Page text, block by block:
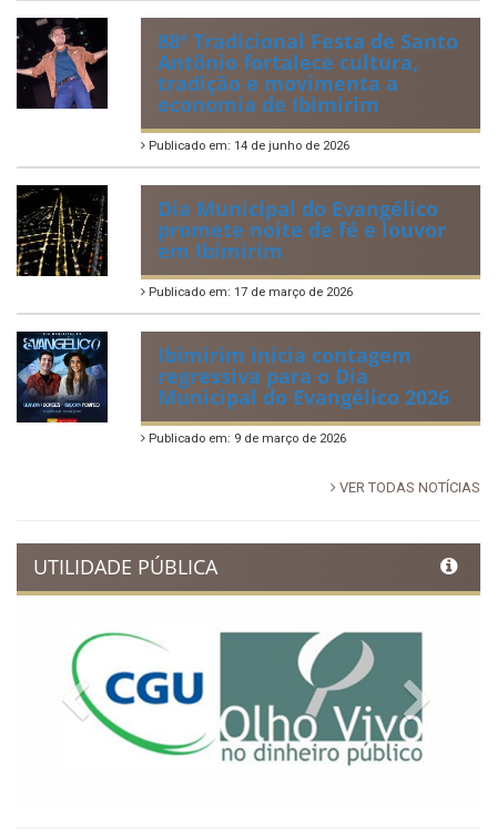
88ª Tradicional Festa de Santo
Antônio fortalece cultura,
tradição e movimenta a
economia de Ibimirim
Publicado em: 14 de junho de 2026
Dia Municipal do Evangélico
promete noite de fé e louvor
em Ibimirim
Publicado em: 17 de março de 2026
Ibimirim inicia contagem
regressiva para o Dia
Municipal do Evangélico 2026
Publicado em: 9 de março de 2026
VER TODAS NOTÍCIAS
UTILIDADE PÚBLICA
Previous